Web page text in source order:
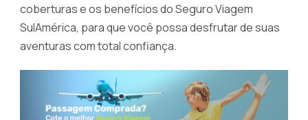
coberturas e os benefícios do Seguro Viagem
SulAmérica, para que você possa desfrutar de suas
aventuras com total confiança.